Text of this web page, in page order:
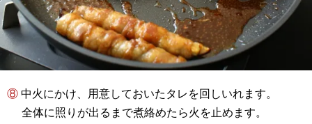
⑧ 中火にかけ、用意しておいたタレを回しいれます。
全体に照りが出るまで煮絡めたら火を止めます。